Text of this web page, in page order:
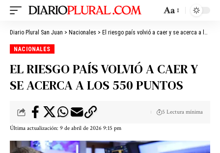
Aa
Diario Plural San Juan > Nacionales > El riesgo país volvió a caer y se acerca a los 550 puntos
NACIONALES
EL RIESGO PAÍS VOLVIÓ A CAER Y
SE ACERCA A LOS 550 PUNTOS
Última actualización: 9 de abril de 2026 9:15 pm
5 Lectura mínima